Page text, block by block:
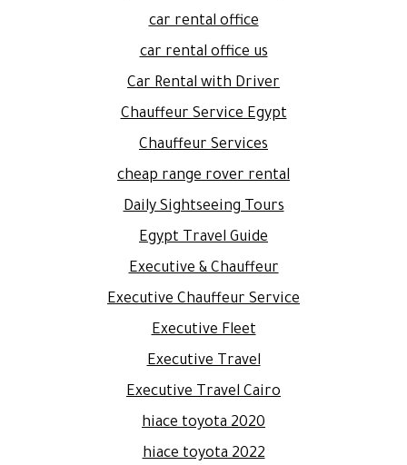
car rental office
car rental office us
Car Rental with Driver
Chauffeur Service Egypt
Chauffeur Services
cheap range rover rental
Daily Sightseeing Tours
Egypt Travel Guide
Executive & Chauffeur
Executive Chauffeur Service
Executive Fleet
Executive Travel
Executive Travel Cairo
hiace toyota 2020
hiace toyota 2022